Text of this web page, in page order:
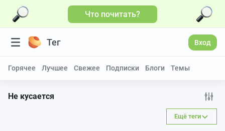
Что почитать?
Тег Вход
Горячее Лучшее Свежее Подписки Блоги Темы
Не кусается
Ещё теги
Больше видео